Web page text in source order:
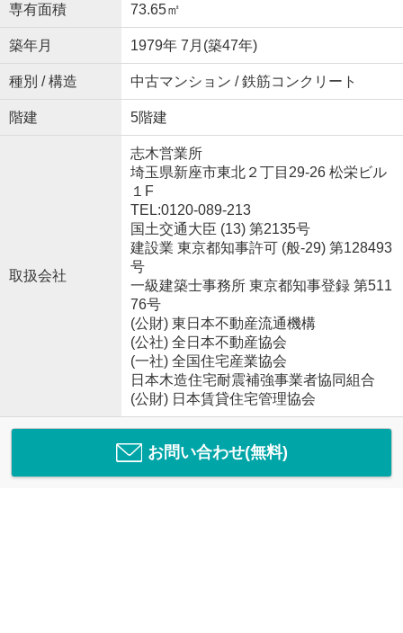
専有面積 73.65㎡
築年月 1979年 7月(築47年)
種別 / 構造 中古マンション / 鉄筋コンクリート
階建 5階建
取扱会社
志木営業所
埼玉県新座市東北２丁目29-26 松栄ビル
１F
TEL:0120-089-213
国土交通大臣 (13) 第2135号
建設業 東京都知事許可 (般-29) 第128493
号
一級建築士事務所 東京都知事登録 第511
76号
(公財) 東日本不動産流通機構
(公社) 全日本不動産協会
(一社) 全国住宅産業協会
日本木造住宅耐震補強事業者協同組合
(公財) 日本賃貸住宅管理協会
お問い合わせ(無料)